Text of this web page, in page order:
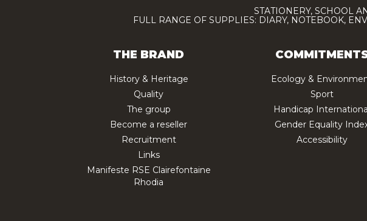
STATIONERY, SCHOOL
FULL RANGE OF SUPPLIES: DIARY, NOTEBOOK,
THE BRAND
History & Heritage
Quality
The group
Become a reseller
Recruitment
Links
Manifeste RSE Clairefontaine
Rhodia
Ecology &
Sport
Handicap International
Gender Equality
Accessibility